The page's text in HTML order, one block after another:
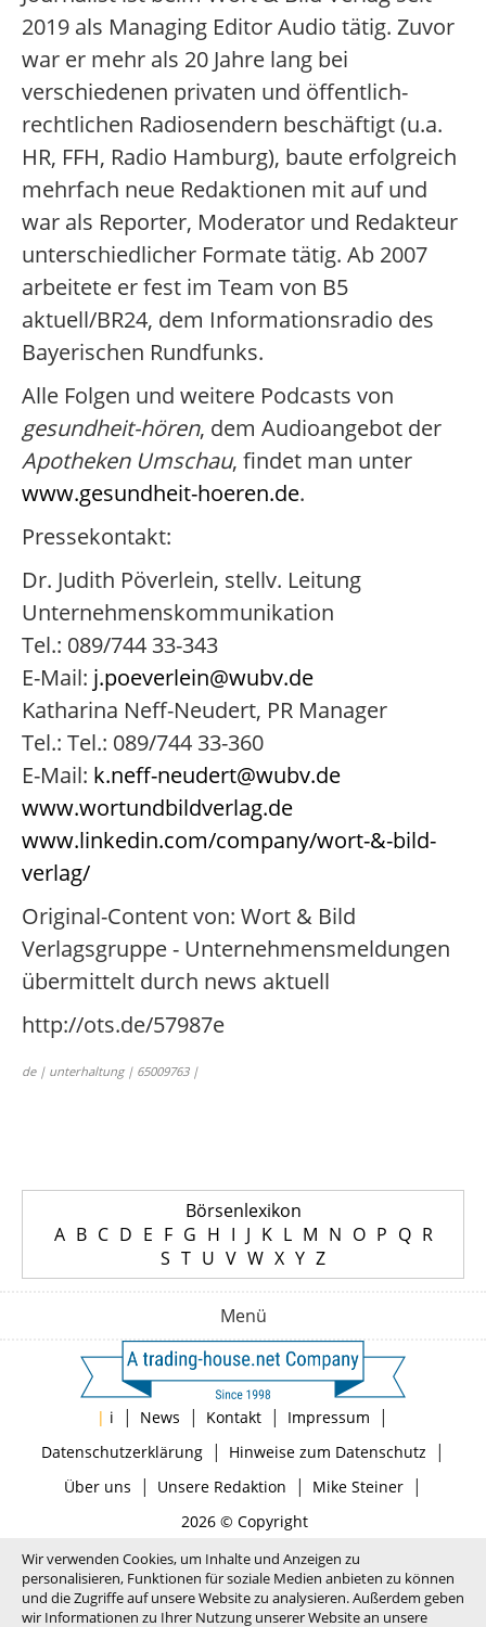
2019 als Managing Editor Audio tätig. Zuvor
war er mehr als 20 Jahre lang bei
verschiedenen privaten und öffentlich-
rechtlichen Radiosendern beschäftigt (u.a.
HR, FFH, Radio Hamburg), baute erfolgreich
mehrfach neue Redaktionen mit auf und
war als Reporter, Moderator und Redakteur
unterschiedlicher Formate tätig. Ab 2007
arbeitete er fest im Team von B5
aktuell/BR24, dem Informationsradio des
Bayerischen Rundfunks.
Alle Folgen und weitere Podcasts von
gesundheit-hören, dem Audioangebot der
Apotheken Umschau, findet man unter
www.gesundheit-hoeren.de.
Pressekontakt:
Dr. Judith Pöverlein, stellv. Leitung
Unternehmenskommunikation
Tel.: 089/744 33-343
E-Mail: j.poeverlein@wubv.de
Katharina Neff-Neudert, PR Manager
Tel.: Tel.: 089/744 33-360
E-Mail: k.neff-neudert@wubv.de
www.wortundbildverlag.de
www.linkedin.com/company/wort-&-bild-
verlag/
Original-Content von: Wort & Bild
Verlagsgruppe - Unternehmensmeldungen
übermittelt durch news aktuell
http://ots.de/57987e
de | unterhaltung | 65009763 |
Börsenlexikon
A B C D E F G H I J K L M N O P Q R
S T U V W X Y Z
Menü
| i | News | Kontakt | Impressum |
Datenschutzerklärung| Hinweise zum Datenschutz |
Über uns | Unsere Redaktion | Mike Steiner|
2026 © Copyright
Wir verwenden Cookies, um Inhalte und Anzeigen zu
personalisieren, Funktionen für soziale Medien anbieten zu können
und die Zugriffe auf unsere Website zu analysieren. Außerdem geben
wir Informationen zu Ihrer Nutzung unserer Website an unsere